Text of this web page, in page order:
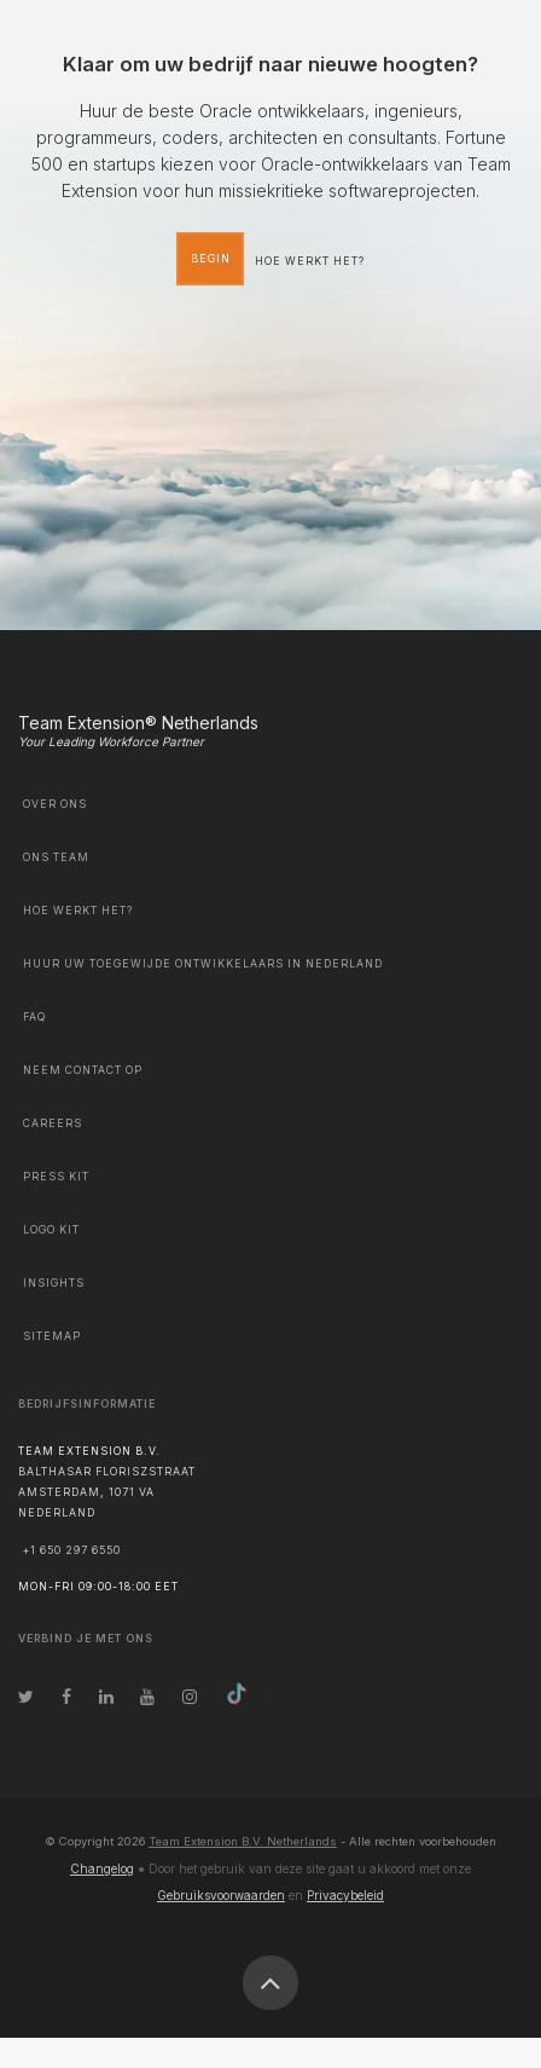
Klaar om uw bedrijf naar nieuwe hoogten?
Huur de beste Oracle ontwikkelaars, ingenieurs,
programmeurs, coders, architecten en consultants. Fortune
500 en startups kiezen voor Oracle-ontwikkelaars van Team
Extension voor hun missiekritieke softwareprojecten.
BEGIN HOE WERKT HET?
Team Extension® Netherlands
Your Leading Workforce Partner
OVER ONS
ONS TEAM
HOE WERKT HET?
HUUR UW TOEGEWIJDE ONTWIKKELAARS IN NEDERLAND
FAQ
NEEM CONTACT OP
CAREERS
PRESS KIT
LOGO KIT
INSIGHTS
SITEMAP
BEDRIJFSINFORMATIE
TEAM EXTENSION B.V.
BALTHASAR FLORISZSTRAAT
AMSTERDAM , 1071 VA
NEDERLAND
+1 650 297 6550
MON-FRI 09:00-18:00 EET
VERBIND JE MET ONS
© Copyright 2026 Team Extension B.V. Netherlands - Alle rechten voorbehouden
Changelog ● Door het gebruik van deze site gaat u akkoord met onze
Gebruiksvoorwaarden en Privacybeleid